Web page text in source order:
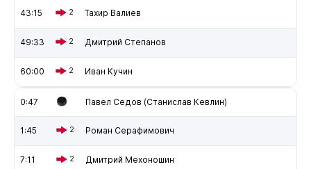
43:15 2 Тахир Валиев
49:33 2 Дмитрий Степанов
60:00 2 Иван Кучин
0:47 Павел Седов (Станислав Кевлин)
1:45 2 Роман Серафимович
7:11 2 Дмитрий Мехоношин